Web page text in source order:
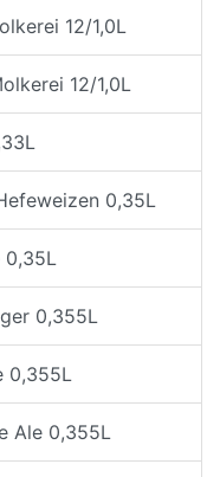
12/1,0L
12/1,0L
0,35L
0,35L
0,355L
0,355L
Ale 0,355L